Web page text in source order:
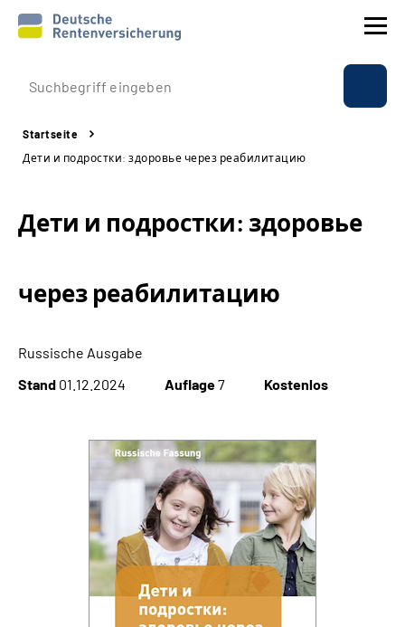
Prävention
Reha
Experten
Über uns & Presse
Language
Inhalte in Gebärdensprache (DGS)
Leichte Sprache
Startseite
Дети и подростки: здоровье через реабилитацию
Дети и подростки: здоровье
через реабилитацию
Russische Ausgabe
Stand 01.12.2024 Auflage7 Kostenlos